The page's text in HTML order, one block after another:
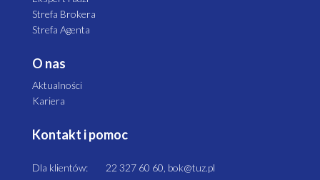
Strefa Brokera
Strefa Agenta
O nas
Aktualności
Kariera
Kontakt i pomoc
Dla klientów: 22 327 60 60, bok@tuz.pl